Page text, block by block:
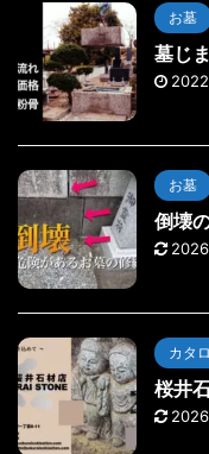
お墓
墓じ
お墓
倒壊
カタ
桜井